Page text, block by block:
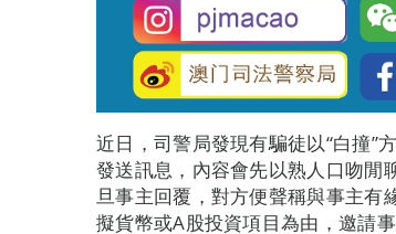
近日，司警局發現有騙徒以“白撞”
發送訊息，內容會先以熟人口吻閒
旦事主回覆，對方便聲稱與事主有
擬貨幣或A股投資項目為由，邀請